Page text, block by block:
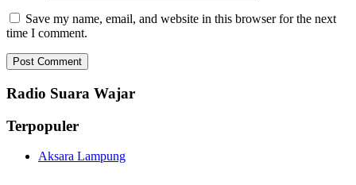
Save my name, email, and website in this browser for the next
time I comment.
Radio Suara Wajar
Terpopuler
Aksara Lampung